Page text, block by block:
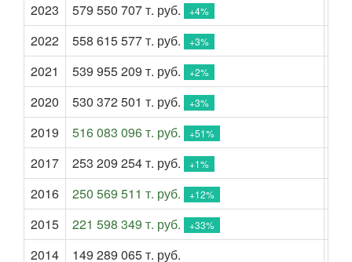
2023 579 550 707 т. руб. +4%
2022
558 615 577 т. руб. +3%
2021
539 955 209 т. руб. +2%
2020
530 372 501 т. руб. +3%
2019
516 083 096 т. руб. +51%
2017
253 209 254 т. руб. +1%
2016
250 569 511 т. руб. +12%
2015
221 598 349 т. руб. +33%
2014
149 289 065 т. руб.